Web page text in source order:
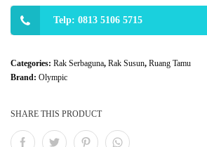
Telp: 0813 5106 5715
Categories: Rak Serbaguna, Rak Susun, Ruang Tamu
Brand: Olympic
SHARE THIS PRODUCT